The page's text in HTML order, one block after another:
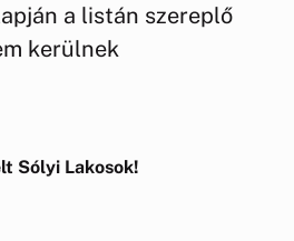
a listán szereplő
kerülnek
Sólyi Lakosok!